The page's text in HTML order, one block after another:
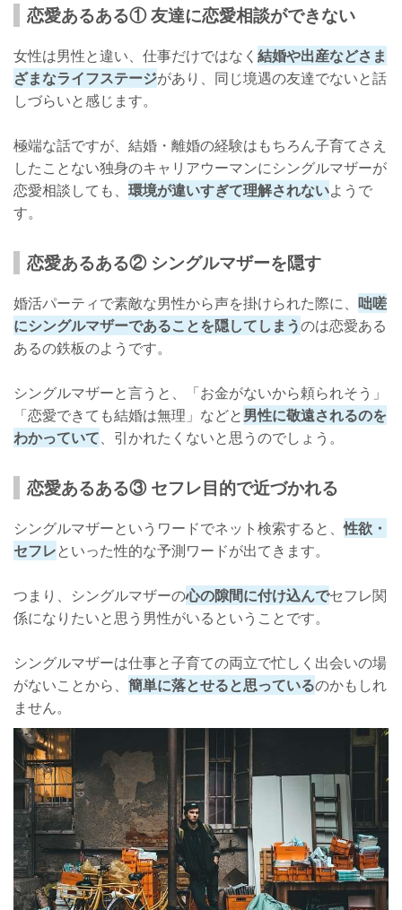
恋愛あるある① 友達に恋愛相談ができない
女性は男性と違い、仕事だけではなく 結婚や出産などさま
ざまなライフステージがあり、同じ境遇の友達でないと話
しづらいと感じます。
極端な話ですが、結婚・離婚の経験はもちろん子育てさえ
したことない独身のキャリアウーマンにシングルマザーが
恋愛相談しても、 環境が違いすぎて理解されないようで
す。
恋愛あるある② シングルマザーを隠す
婚活パーティで素敵な男性から声を掛けられた際に、 咄嗟
にシングルマザーであることを隠してしまうのは恋愛ある
あるの鉄板のようです。
シングルマザーと言うと、「お金がないから頼られそう」
「恋愛できても結婚は無理」などと男性に敬遠されるのを
わかっていて、引かれたくないと思うのでしょう。
恋愛あるある③ セフレ目的で近づかれる
シングルマザーというワードでネット検索すると、性欲・
セフレといった性的な予測ワードが出てきます。
つまり、シングルマザーの心の隙間に付け込んでセフレ関
係になりたいと思う男性がいるということです。
シングルマザーは仕事と子育ての両立で忙しく出会いの場
がないことから、 簡単に落とせると思っているのかもしれ
ません。